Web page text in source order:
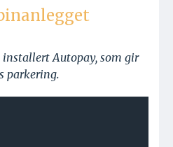
Autopay, som gir
parkering.